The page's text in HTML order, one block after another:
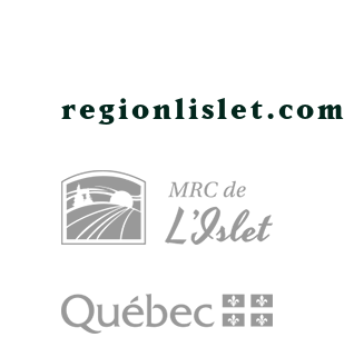
regionlislet.com